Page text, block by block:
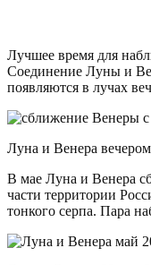
Лучшее время для
Соединение Луны и
появляются в лучах
Луна и Венера
В мае Луна и Венера
части территории
тонкого серпа. Пара